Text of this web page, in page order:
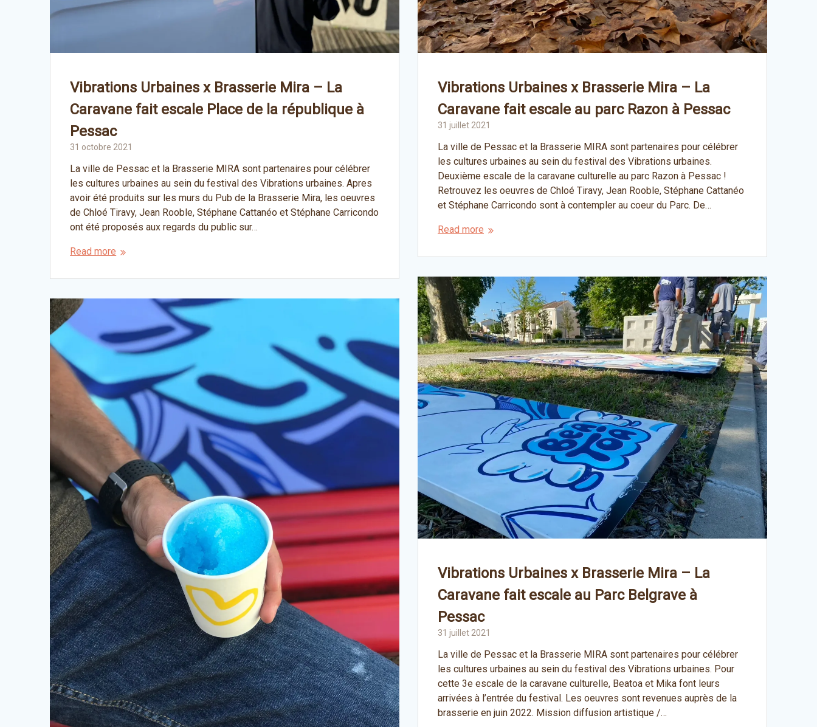
Vibrations Urbaines x Brasserie Mira – La
Caravane fait escale Place de la république à
Pessac
31 octobre 2021
La ville de Pessac et la Brasserie MIRA sont partenaires pour célébrer
les cultures urbaines au sein du festival des Vibrations urbaines. Apres
avoir été produits sur les murs du Pub de la Brasserie Mira, les oeuvres
de Chloé Tiravy, Jean Rooble, Stéphane Cattanéo et Stéphane Carricondo
ont été proposés aux regards du public sur…
Read more
Vibrations Urbaines x Brasserie Mira – La
Caravane fait escale au parc Razon à Pessac
31 juillet 2021
La ville de Pessac et la Brasserie MIRA sont partenaires pour célébrer
les cultures urbaines au sein du festival des Vibrations urbaines.
Deuxième escale de la caravane culturelle au parc Razon à Pessac !
Retrouvez les oeuvres de Chloé Tiravy, Jean Rooble, Stéphane Cattanéo
et Stéphane Carricondo sont à contempler au coeur du Parc. De…
Read more
Vibrations Urbaines x Brasserie Mira – La
Caravane fait escale au Parc Belgrave à
Pessac
31 juillet 2021
La ville de Pessac et la Brasserie MIRA sont partenaires pour célébrer
les cultures urbaines au sein du festival des Vibrations urbaines. Pour
cette 3e escale de la caravane culturelle, Beatoa et Mika font leurs
arrivées à l’entrée du festival. Les oeuvres sont revenues auprès de la
brasserie en juin 2022. Mission diffusion artistique /…